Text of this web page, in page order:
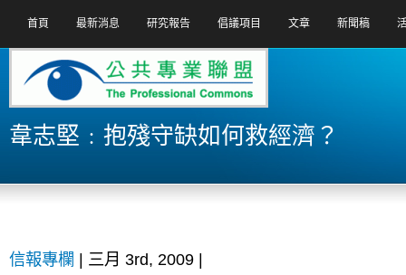
首頁 最新消息 研究報告 倡議項目 文章 新聞稿
韋志堅﹕抱殘守缺如何救經濟？
信報專欄 | 三月 3rd, 2009 |